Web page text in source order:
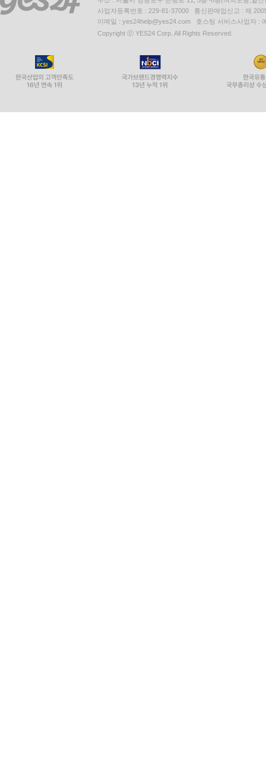
사업자등록번호 : 229-81-37000 통신판매업신고 : 제
이메일 : yes24help@yes24.com 호스팅 서비스사업자 :
Copyright ⓒ YES24 Corp. All Rights Reserved.